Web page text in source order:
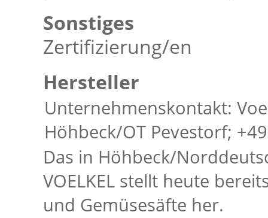
Sonstiges
Zertifizierung/en
Hersteller
Unternehmenskontakt:
Höhbeck/OT Pevestorf;
Das in Höhbeck/
VOELKEL stellt heute
und Gemüsesäfte her.